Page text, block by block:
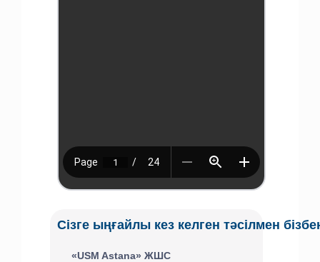
Сізге ыңғайлы кез келген тәсілмен
«USM Astana» ЖШС